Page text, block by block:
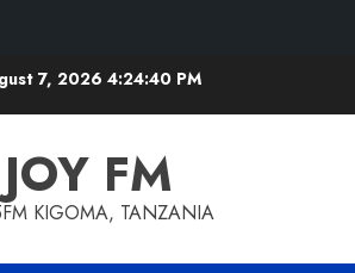
7, 20264:24:41 PM
JOY FM
KIGOMA, TANZANIA